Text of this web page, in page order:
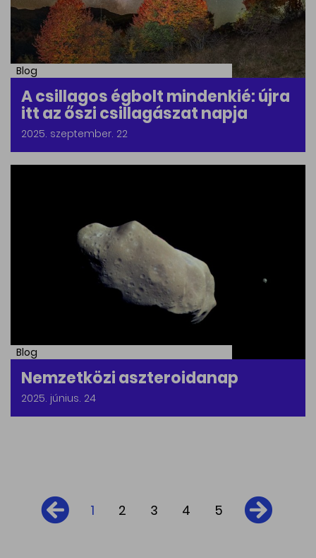
Blog
A csillagos égbolt mindenkié: újra
itt az őszi csillagászat napja
2025. szeptember. 22
Blog
Nemzetközi aszteroidanap
2025. június. 24
1 2 3 4 5